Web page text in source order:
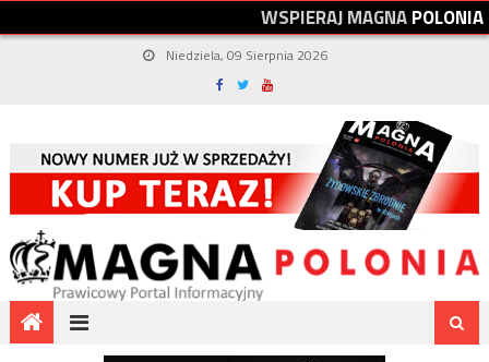
WSPIERAJMAGNAPOLONIA
Niedziela, 09 Sierpnia 2026